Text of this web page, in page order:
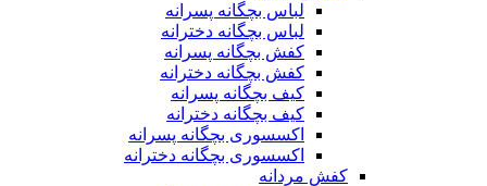
لباس بچگانه پسرانه
لباس بچگانه دخترانه
کفش بچگانه پسرانه
کفش بچگانه دخترانه
کیف بچگانه پسرانه
کیف بچگانه دخترانه
اکسسوری بچگانه پسرانه
اکسسوری بچگانه دخترانه
کفش مردانه